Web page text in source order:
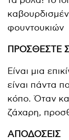
φουντουκιών
ΠΡΟΣΘΕΣΤΕ
Είναι μια
είναι πάντα
κόπο. Όταν
ζάχαρη,
ΑΠΟΔΟΣΕΙΣ